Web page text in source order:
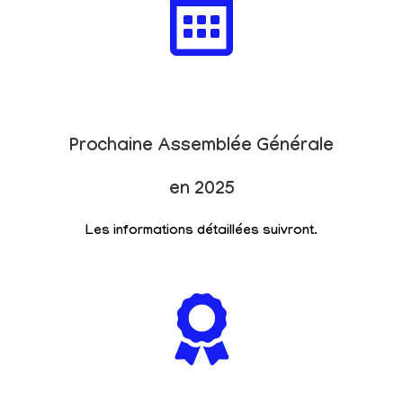
Prochaine Assemblée Générale
en 2025
Les informations détaillées suivront.